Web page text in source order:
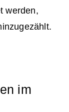
werden,
im